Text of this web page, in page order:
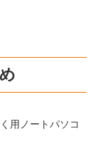
用ノートパソコ